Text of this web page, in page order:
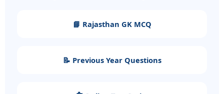
📘 Rajasthan GK MCQ
📝 Previous Year Questions